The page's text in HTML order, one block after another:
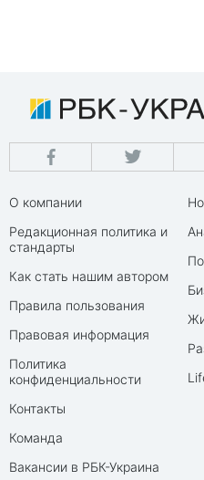
О компании
Редакционная политика и
стандарты
Как стать нашим автором
Правила пользования
Правовая информация
Политика
конфиденциальности
Контакты
Команда
Вакансии в РБК-Украина